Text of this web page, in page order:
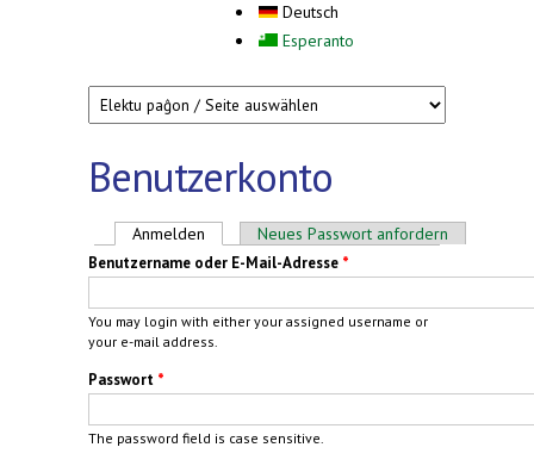
Deutsch
Esperanto
Benutzerkonto
Haupt-Reiter
Anmelden (aktiver Reiter)
Neues Passwort anfordern
Benutzername oder E-Mail-Adresse *
You may login with either your assigned username or
your e-mail address.
Passwort *
The password field is case sensitive.